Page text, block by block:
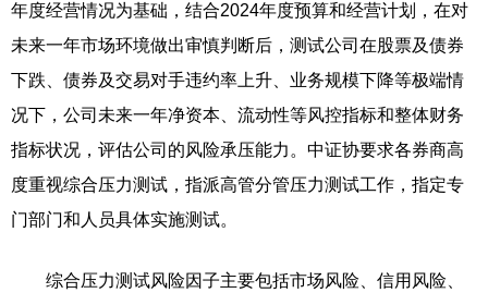
年度经营情况为基础，结合2024年度预算和经营计划，在对
未来一年市场环境做出审慎判断后，测试公司在股票及债券
下跌、债券及交易对手违约率上升、业务规模下降等极端情
况下，公司未来一年净资本、流动性等风控指标和整体财务
指标状况，评估公司的风险承压能力。中证协要求各券商高
度重视综合压力测试，指派高管分管压力测试工作，指定专
门部门和人员具体实施测试。
综合压力测试风险因子主要包括市场风险、信用风险、